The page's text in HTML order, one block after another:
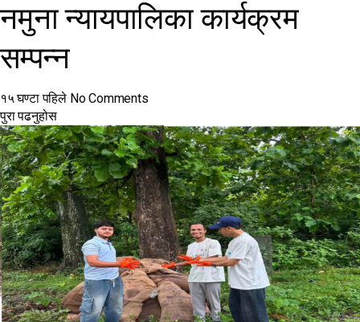
नमुना न्यायपालिका कार्यक्रम
सम्पन्न
१५ घण्टा पहिले No Comments
पुरा पढनुहोस